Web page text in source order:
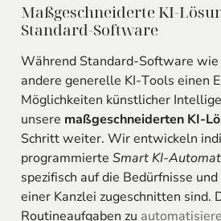
Maßgeschneiderte KI-
Standard-Software
Während Standard-Software wie
andere generelle KI-Tools einen
Möglichkeiten künstlicher
unsere maßgeschneiderten KI-
Schritt weiter. Wir entwickeln
programmierte Smart KI-
spezifisch auf die Bedürfnisse
einer Kanzlei zugeschnitten sind.
Routineaufgaben zu